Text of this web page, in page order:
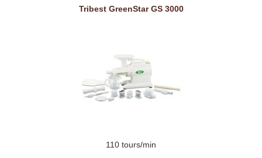
Tribest GreenStar GS 3000
110 tours/min